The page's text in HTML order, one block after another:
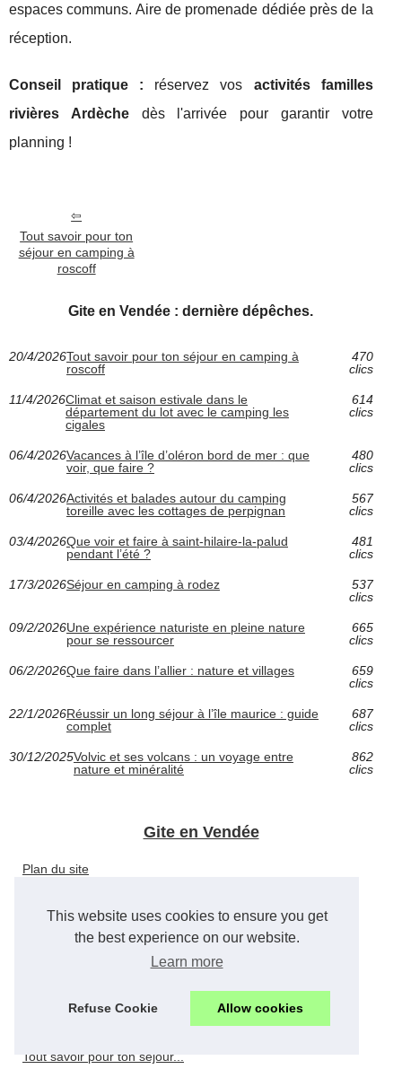
This website uses cookies to ensure you get
the best experience on our website.
Learn more
Refuse Cookie Allow cookies
espaces communs. Aire de promenade dédiée près de la
réception.
Conseil pratique : réservez vos activités familles
rivières Ardèchedès l'arrivée pour garantir votre
planning !
Tout savoir pour ton
séjour en camping à
roscoff
Gite en Vendée : dernière dépêches.
20/4/2026Tout savoir pour ton séjour en camping à
roscoff
470
clics
11/4/2026Climat et saison estivale dans le
département du lot avec le camping les
cigales
614
clics
06/4/2026Vacances à l’île d’oléron bord de mer : que
voir, que faire ?
480
clics
06/4/2026Activités et balades autour du camping
toreille avec les cottages de perpignan
567
clics
03/4/2026Que voir et faire à saint-hilaire-la-palud
pendant l’été ?
481
clics
17/3/2026Séjour en camping à rodez
537
clics
09/2/2026Une expérience naturiste en pleine nature
pour se ressourcer
665
clics
06/2/2026Que faire dans l’allier : nature et villages
659
clics
22/1/2026Réussir un long séjour à l’île maurice : guide
complet
687
clics
30/12/2025Volvic et ses volcans : un voyage entre
nature et minéralité
862
clics
Gite en Vendée
Plan du site
Louer un gite en Vendée
Rivières et cascades...
Tout savoir pour ton séjour...